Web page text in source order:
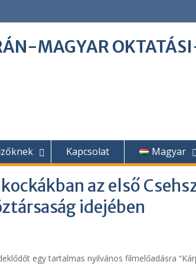
MAGYAR
Kapcsolat Magyar
az első
idejében
egy tartalmas nyilvános filmelőadásra